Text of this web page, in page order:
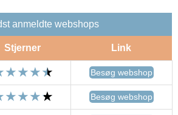
anmeldte webshops
Stjerner Link
Besøg webshop
Besøg webshop